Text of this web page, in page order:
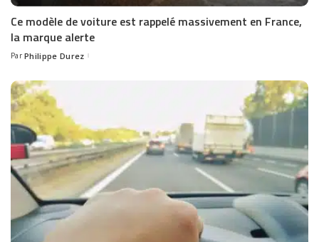
Ce modèle de voiture est rappelé massivement en France,
la marque alerte
Posted
Par Philippe Durez